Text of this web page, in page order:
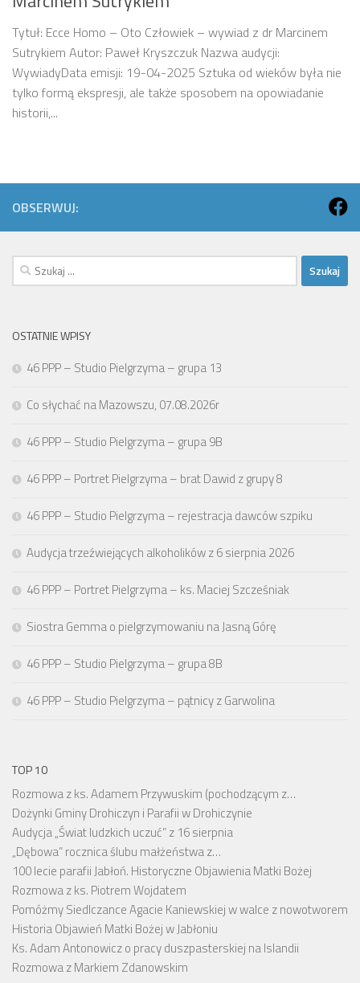
Tytuł: Ecce Homo – Oto Człowiek – wywiad z dr Marcinem
Sutrykiem Autor: Paweł Kryszczuk Nazwa audycji:
WywiadyData emisji: 19-04-2025 Sztuka od wieków była nie
tylko formą ekspresji, ale także sposobem na opowiadanie
historii,...
OBSERWUJ:
Szukaj:
OSTATNIE WPISY
46 PPP – Studio Pielgrzyma – grupa 13
Co słychać na Mazowszu, 07.08.2026r
46 PPP – Studio Pielgrzyma – grupa 9B
46 PPP – Portret Pielgrzyma – brat Dawid z grupy 8
46 PPP – Studio Pielgrzyma – rejestracja dawców szpiku
Audycja trzeźwiejących alkoholików z 6 sierpnia 2026
46 PPP – Portret Pielgrzyma – ks. Maciej Szcześniak
Siostra Gemma o pielgrzymowaniu na Jasną Górę
46 PPP – Studio Pielgrzyma – grupa 8B
46 PPP – Studio Pielgrzyma – pątnicy z Garwolina
TOP 10
Rozmowa z ks. Adamem Przywuskim (pochodzącym z…
Dożynki Gminy Drohiczyn i Parafii w Drohiczynie
Audycja „Świat ludzkich uczuć” z 16 sierpnia
„Dębowa” rocznica ślubu małżeństwa z…
100 lecie parafii Jabłoń. Historyczne Objawienia Matki Bożej
Rozmowa z ks. Piotrem Wojdatem
Pomóżmy Siedlczance Agacie Kaniewskiej w walce z nowotworem
Historia Objawień Matki Bożej w Jabłoniu
Ks. Adam Antonowicz o pracy duszpasterskiej na Islandii
Rozmowa z Markiem Zdanowskim